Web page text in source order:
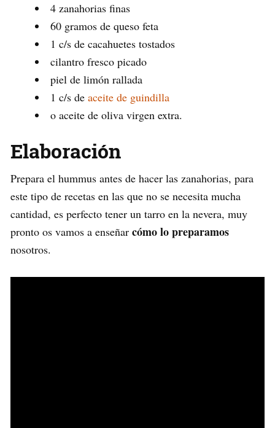
4 zanahorias finas
60 gramos de queso feta
1 c/s de cacahuetes tostados
cilantro fresco picado
piel de limón rallada
1 c/s de aceite de guindilla
o aceite de oliva virgen extra.
Elaboración
Prepara el hummus antes de hacer las zanahorias, para
este tipo de recetas en las que no se necesita mucha
cantidad, es perfecto tener un tarro en la nevera, muy
pronto os vamos a enseñar cómo lo preparamos
nosotros.